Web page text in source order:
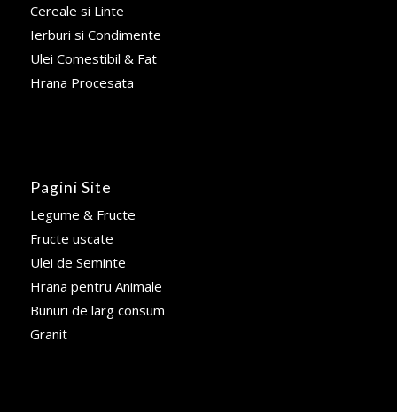
Cereale si Linte
Ierburi si Condimente
Ulei Comestibil & Fat
Hrana Procesata
Pagini Site
Legume & Fructe
Fructe uscate
Ulei de Seminte
Hrana pentru Animale
Bunuri de larg consum
Granit